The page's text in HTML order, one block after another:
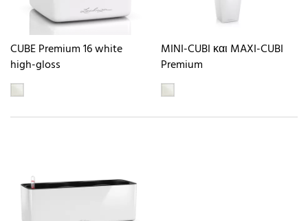
CUBE Premium 16 white
high-gloss
MINI-CUBI και MAXI-CUBI
Premium